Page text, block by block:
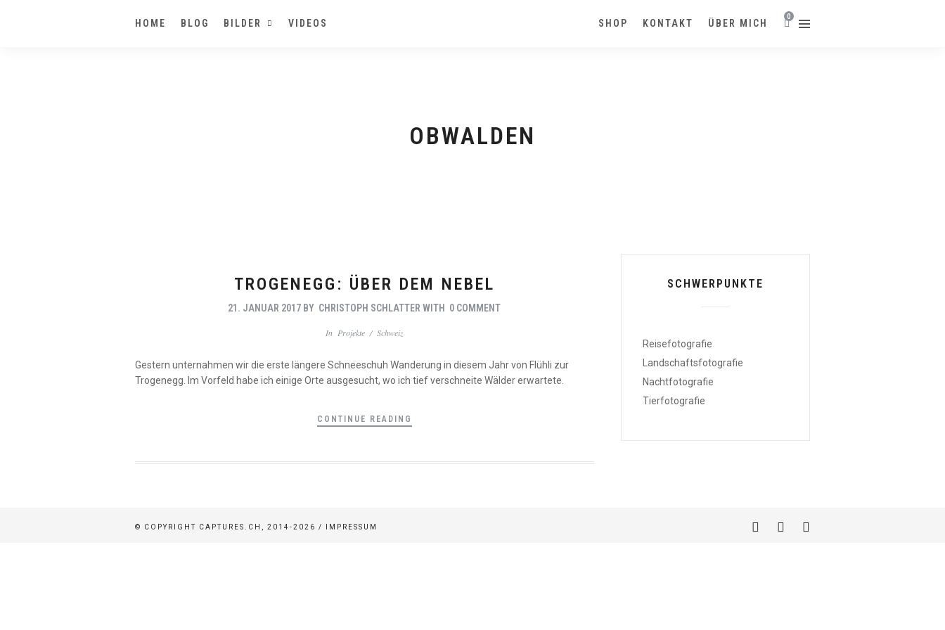
HOME BLOG BILDER VIDEOS
0
SHOP KONTAKT ÜBER MICH
OBWALDEN
TROGENEGG: ÜBER DEM NEBEL
21. JANUAR 2017 BY CHRISTOPH SCHLATTER WITH 0 COMMENT
In Projekte/ Schweiz
Gestern unternahmen wir die erste längere Schneeschuh Wanderung in diesem Jahr von Flühli zur
Trogenegg. Im Vorfeld habe ich einige Orte ausgesucht, wo ich tief verschneite Wälder erwartete.
CONTINUE READING
SCHWERPUNKTE
Reisefotografie
Landschaftsfotografie
Nachtfotografie
Tierfotografie
© COPYRIGHT CAPTURES.CH, 2014-2026 / IMPRESSUM